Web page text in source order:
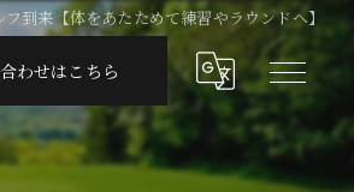
フ到来【体をあたためて練習やラウンドへ】
わせはこちら